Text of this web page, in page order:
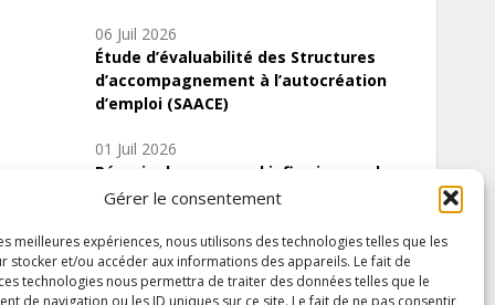
Gérer le consentement
meilleures expériences, nous utilisons des technologies telles que les
stocker et/ou accéder aux informations des appareils. Le fait de
technologies nous permettra de traiter des données telles que le
de navigation ou les ID uniques sur ce site. Le fait de ne pas consentir
06 Juil 2026
Étude d’évaluabilité des Structures
d’accompagnement à l’autocréation
d’emploi (SAACE)
01 Juil 2026
Pénurie du personnel infirmier :quels
indicateurs d’offre de soins pour